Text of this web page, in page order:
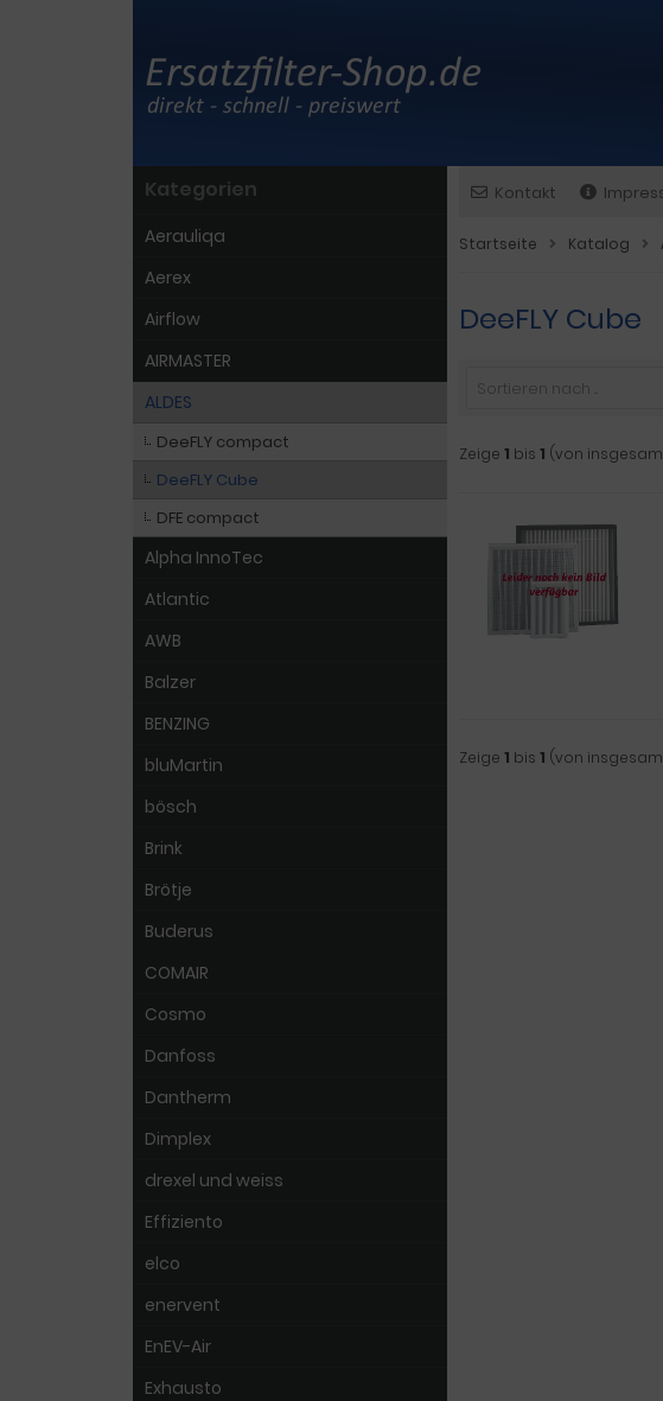
Kontakt
Startseite Katalog
DeeFLY Cube
Sortieren nach ...
Zeige 1 bis 1 (von
Zeige 1 bis 1 (von
Kategorien
Aerauliqa
Aerex
Airflow
AIRMASTER
ALDES
DeeFLY compact
DeeFLY Cube
DFE compact
Alpha InnoTec
Atlantic
AWB
Balzer
BENZING
bluMartin
bösch
Brink
Brötje
Buderus
COMAIR
Cosmo
Danfoss
Dantherm
Dimplex
drexel und weiss
Effiziento
elco
enervent
EnEV-Air
Exhausto